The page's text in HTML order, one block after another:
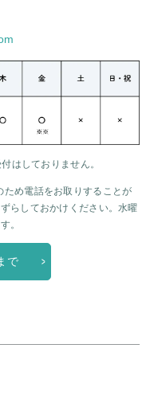
はしておりません。
め電話をお取りすることが
らしておかけください。水曜
。
で